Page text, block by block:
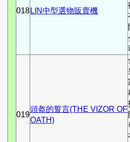
018 LIN中型選物販賣機
019
頭盔的誓言(THE VIZOR OF
OATH)